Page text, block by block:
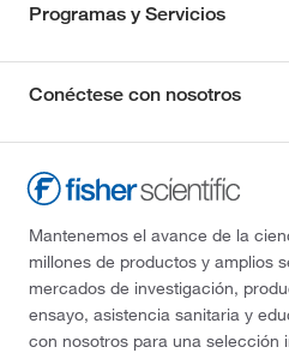
Programas y Servicios
Conéctese con nosotros
Mantenemos el avance de la
millones de productos y amplios
mercados de investigación,
ensayo, asistencia sanitaria y
con nosotros para una selección